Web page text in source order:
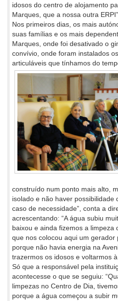
idosos do centro de alojamento
Marques, que a nossa outra ERPI”.
Nos primeiros dias, os mais
suas famílias e os mais
Marques, onde foi desativado o
convívio, onde foram instalados
articuláveis que tínhamos do
construído num ponto mais alto,
isolado e não haver possibilidade
caso de necessidade”, conta a
acrescentando: “A água subiu
baixou e ainda fizemos a limpeza
que nos colocou aqui um gerador
porque não havia energia na
trazermos os idosos e voltarmos à
Só que a responsável pela
acontecesse o que se seguiu:
limpezas no Centro de Dia,
porque a água começou a subir